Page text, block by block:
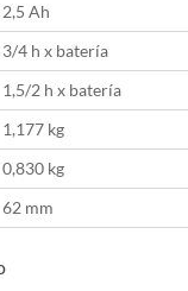
2,5 Ah
3/4 h x batería
1,5/2 h x batería
1,177 kg
0,830 kg
62 mm